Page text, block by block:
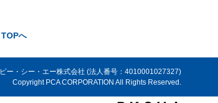
TOPへ
ピー・シー・エー株式会社 (法人番号：4010001027327)
Copyright PCA CORPORATION All Rights Reserved.